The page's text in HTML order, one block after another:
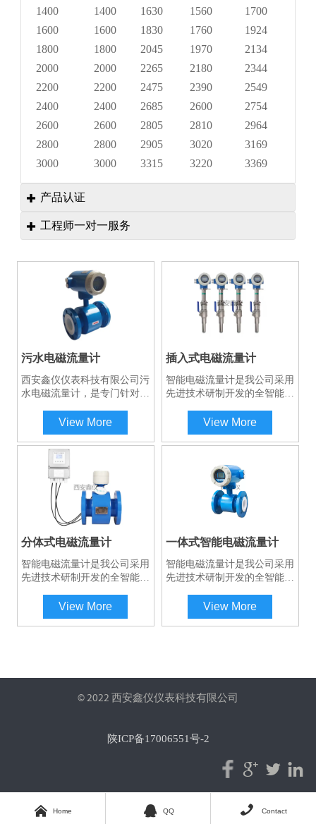
1400
1400 1630 1560 1700
1600
1600 1830 1760 1924
1800
1800 2045 1970 2134
2000
2000 2265 2180 2344
2200
2200 2475 2390 2549
2400
2400 2685 2600 2754
2600
2600 2805 2810 2964
2800
2800 2905 3020 3169
3000
3000 3315 3220 3369
 产品认证
 工程师一对一服务
扫码咨询工程师一对一服务
污水电磁流量计
西安鑫仪仪表科技有限公司污
水电磁流量计，是专门针对污
电厂污水等而设计的，根据电
磁定律原理实现测量过程。具
有精度高，使用寿命厂的特
点。有分体式、一体式和插入
式根据不同口径，不同工况自
由选择。
View More
插入式电磁流量计
智能电磁流量计是我公司采用
先进技术研制开发的全智能型
换器内核采用高速中央处理
器。计算速度非常快、精度
高、测量性能可靠。转换器电
抗高达1015欧姆，共模抑制比
优于100db，对于外来干扰以
及60Hz/50Hz干扰抑制能力优
于 90db,可以测量更低的电导
采用非均匀磁场技术及特殊的
且大大的缩小了体积，减轻了
重复，使流量计具有小型轻量
化的特点。
View More
分体式电磁流量计
智能电磁流量计是我公司采用
先进技术研制开发的全智能型
换器内核采用高速中央处理
器。计算速度非常快、精度
于 90db,可以测量更低的电导
磁路结构，磁场稳定可靠，而
View More
一体式智能电磁流量计
智能电磁流量计是我公司采用
先进技术研制开发的全智能型
换器内核采用高速中央处理
器。计算速度非常快、精度
于 90db,可以测量更低的电导
磁路结构，磁场稳定可靠，而
重复，使流量计具有小型轻量
View More
© 2022 西安鑫仪仪表科技有限公司
陕ICP备17006551号-2
  
 Home  QQ  Contact